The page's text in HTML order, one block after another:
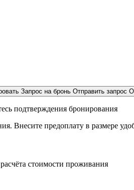
Запрос на бронь Отправить запрос
подтверждения бронирования
Внесите предоплату в размере
стоимости проживания